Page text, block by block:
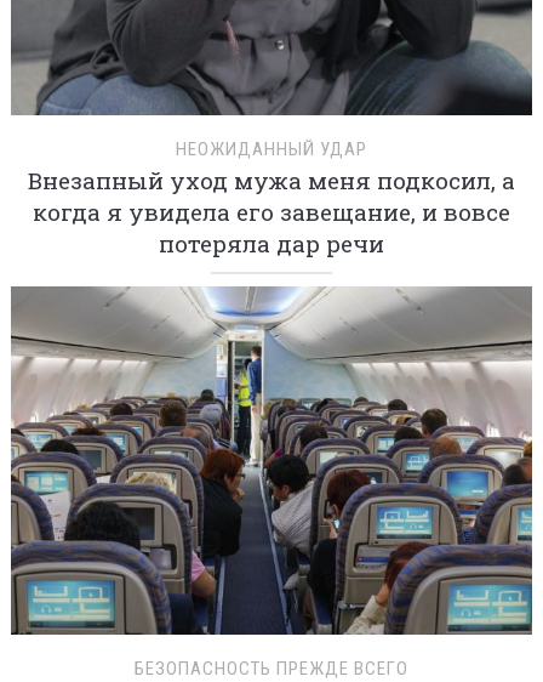
НЕОЖИДАННЫЙ УДАР
Внезапный уход мужа меня подкосил, а
когда я увидела его завещание, и вовсе
потеряла дар речи
БЕЗОПАСНОСТЬ ПРЕЖДЕ ВСЕГО